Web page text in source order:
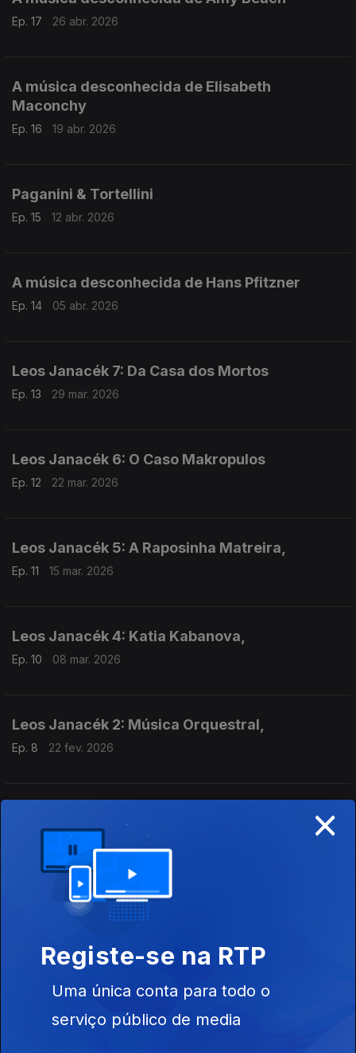
Ep. 17 26 abr. 2026
A música desconhecida de Elisabeth
Maconchy
Ep. 16 19 abr. 2026
Paganini & Tortellini
Ep. 15 12 abr. 2026
A música desconhecida de Hans Pfitzner
Ep. 14 05 abr. 2026
Leos Janacék 7: Da Casa dos Mortos
Ep. 13 29 mar. 2026
Leos Janacék 6: O Caso Makropulos
Ep. 12 22 mar. 2026
Leos Janacék 5: A Raposinha Matreira,
Ep. 11 15 mar. 2026
Leos Janacék 4: Katia Kabanova,
Ep. 10 08 mar. 2026
Leos Janacék 2: Música Orquestral,
Ep. 8 22 fev. 2026
15 fev. 2026
Leos Janacék 1: Música de Câmara
Joyce’s Chamber Music 7
01 fev. 2026
×
Registe-se na RTP
Uma única conta para todo o
serviço público de media